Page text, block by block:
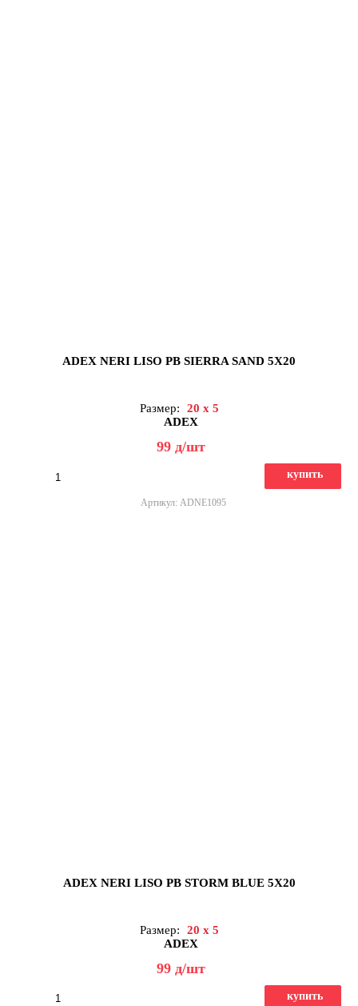
ADEX NERI LISO PB SIERRA SAND 5X20
Размер:
20 x 5
ADEX
99 д/шт
купить
Артикул: ADNE1095
ADEX NERI LISO PB STORM BLUE 5X20
Размер:
20 x 5
ADEX
99 д/шт
купить